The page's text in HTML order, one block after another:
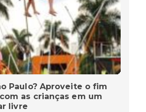
Paulo? Aproveite o fim
as crianças em um
livre